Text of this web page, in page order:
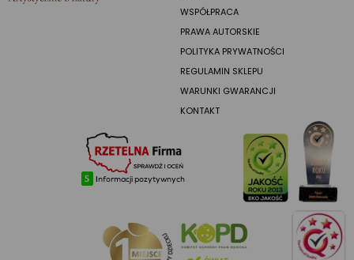
WSPÓŁPRACA
PRAWA AUTORSKIE
POLITYKA PRYWATNOŚCI
REGULAMIN SKLEPU
WARUNKI GWARANCJI
KONTAKT